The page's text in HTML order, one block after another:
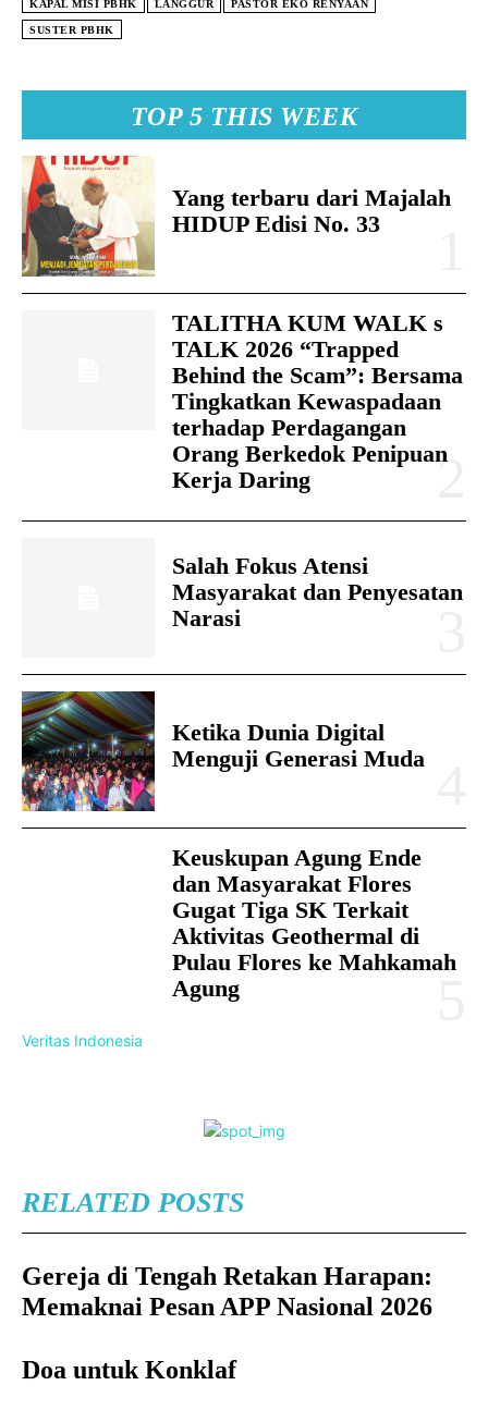
TOP 5 THIS WEEK
Yang terbaru dari Majalah
HIDUP Edisi No. 33
TALITHA KUM WALK s
TALK 2026 “Trapped
Behind the Scam”: Bersama
Tingkatkan Kewaspadaan
terhadap Perdagangan
Orang Berkedok Penipuan
Kerja Daring
Salah Fokus Atensi
Masyarakat dan Penyesatan
Narasi
Ketika Dunia Digital
Menguji Generasi Muda
Keuskupan Agung Ende
dan Masyarakat Flores
Gugat Tiga SK Terkait
Aktivitas Geothermal di
Pulau Flores ke Mahkamah
Agung
Veritas Indonesia
RELATED POSTS
Gereja di Tengah Retakan Harapan:
Memaknai Pesan APP Nasional 2026
Doa untuk Konklaf
KAPAL MISI PBHK LANGGUR PASTOR EKO RENYAAN
SUSTER PBHK